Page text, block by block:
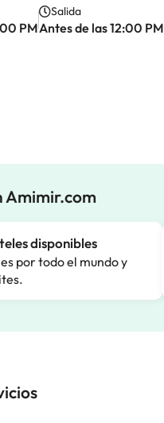
PM
Salida
Antes de las 12:00 PM
Amimir.com
disponibles
por todo el mundo y